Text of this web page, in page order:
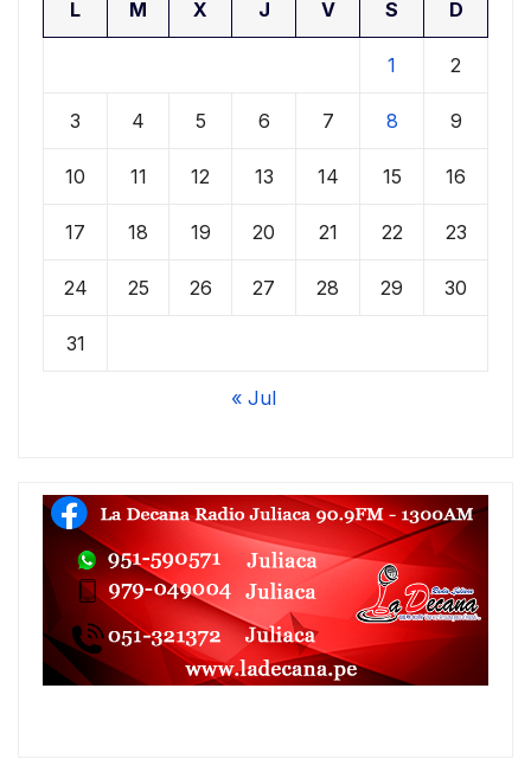
L M X J V S D
1 2
3 4 5 6 7 8 9
10 11 12 13 14 15 16
17 18 19 20 21 22 23
24 25 26 27 28 29 30
31
« Jul